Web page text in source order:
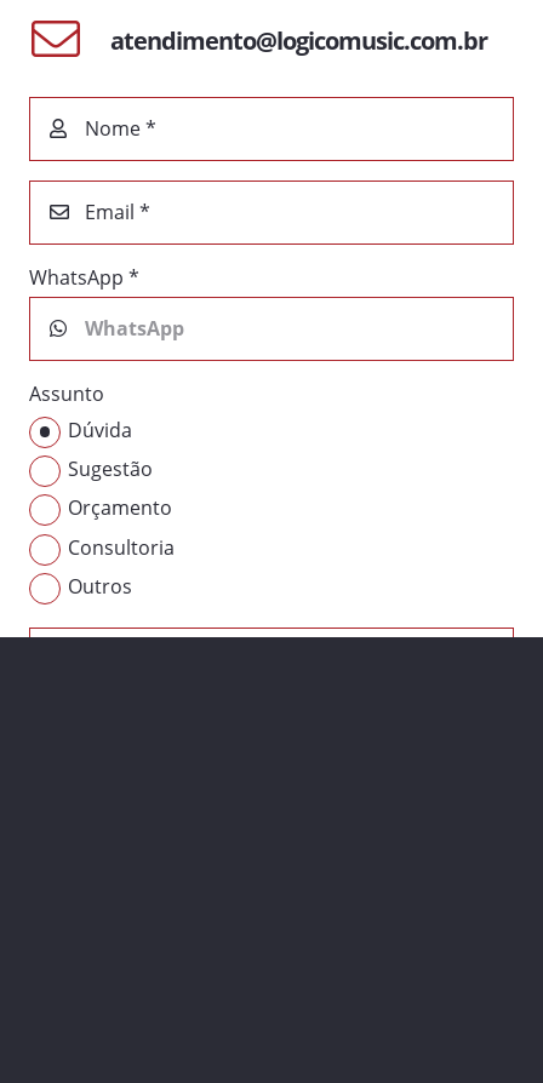
atendimento@logicomusic.com.br
Nome *
Email *
WhatsApp *
Assunto
Dúvida
Sugestão
Orçamento
Consultoria
Outros